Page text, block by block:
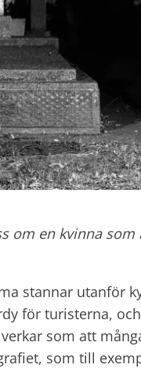
om en kvinna som
stannar utanför
för turisterna,
som att
som till